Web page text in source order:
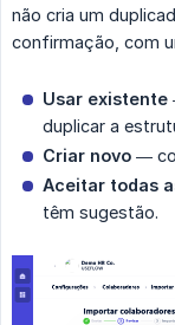
não cria um
confirmação, com
Usar existente
duplicar a
Criar novo —
Aceitar todas
têm sugestão.